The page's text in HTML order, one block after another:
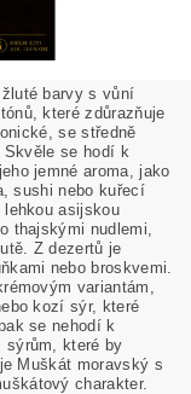
barvy s vůní
které zdůrazňuje
se středně
se hodí k
jemné aroma, jako
sushi nebo kuřecí
asijskou
thajskými nudlemi,
Z dezertů je
nebo broskvemi.
variantám,
kozí sýr, které
se nehodí k
sýrům, které by
Muškát moravský s
charakter.